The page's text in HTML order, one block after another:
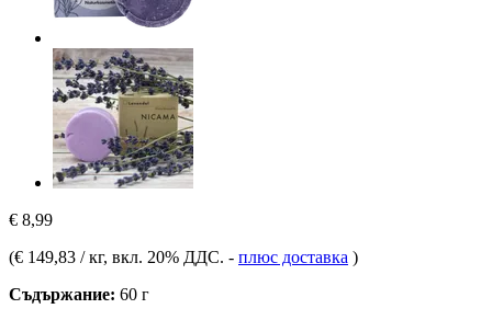
€ 8,99
(€ 149,83 / кг, вкл. 20% ДДС. - плюс доставка )
Съдържание: 60 г